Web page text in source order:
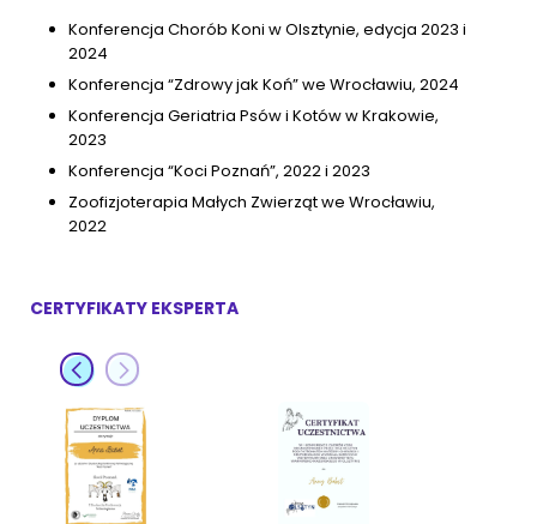
Akcesoria dla psa
RASY PSÓW
Sznaucer miniaturowy
Golden retriever
Owczarek niemiecki
Wyszukiwarka ras psów
Przyjazne miejsca Adopcje
RASY KOTÓW
Kot brytyjski
Kot syberyjski
Kot perski
Konferencja Chorób Koni w Olsztynie, edycja 2023 i
2024
Konferencja “Zdrowy jak Koń” we Wrocławiu, 2024
Konferencja Geriatria Psów i Kotów w Krakowie,
2023
Konferencja “Koci Poznań”, 2022 i 2023
Zoofizjoterapia Małych Zwierząt we Wrocławiu,
2022
CERTYFIKATY EKSPERTA